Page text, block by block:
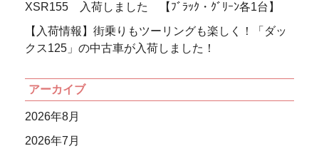
XSR155 入荷しました 【ﾌﾞﾗｯｸ・ｸﾞﾘｰﾝ各1台】
【入荷情報】街乗りもツーリングも楽しく！「ダッ
クス125」の中古車が入荷しました！
アーカイブ
2026年8月
2026年7月